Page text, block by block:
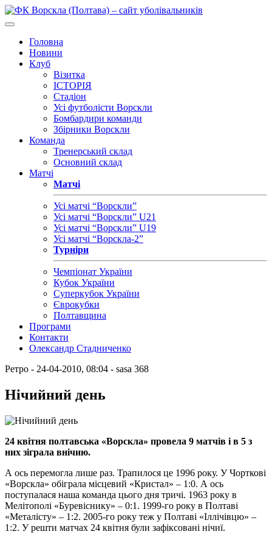
Головна
Новини
Клуб
Візитка
ІСТОРІЯ
Стадіон
Усі футболісти Ворскли
Бомбардири команди
Збірники Ворскли
Команда
Тренерський склад
Основний склад
Матчі
Матчі
Усі матчі “Ворскли”
Усі матчі “Ворскли” U21
Усі матчі “Ворскли” U19
Усі матчі “Ворскла-2”
Турніри
Чемпіонат України
Кубок України
Суперкубок України
Єврокубки
Полтавщина
Програми
Контакти
Олександр Стадниченко
Ретро - 24-04-2010, 08:04 - sasa 368
Нічийний день
24 квітня полтавська «Ворскла» провела 9 матчів і в 5 з
них зіграла внічию.
А ось перемогла лише раз. Трапилося це 1996 року. У Чорткові
«Ворскла» обіграла місцевий «Кристал» – 1:0. А ось
поступалася наша команда цього дня тричі. 1963 року в
Мелітополі «Буревіснику» – 0:1. 1999-го року в Полтаві
«Металісту» – 1:2. 2005-го року теж у Полтаві «Іллічівцю» –
1:2. У решти матчах 24 квітня були зафіксовані нічиї.